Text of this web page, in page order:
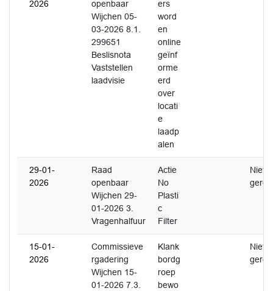
2026
openbaar
Wijchen 05-
03-2026 8.1.
299651
Beslisnota
Vaststellen
laadvisie
ers
word
en
online
geïnf
orme
erd
over
locati
e
laadp
alen
29-01-
2026
Raad
openbaar
Wijchen 29-
01-2026 3.
Vragenhalfuur
Actie
No
Plasti
c
Filter
Niet
15-01-
2026
Commissieve
rgadering
Wijchen 15-
01-2026 7.3.
Klank
bordg
roep
bewo
Niet